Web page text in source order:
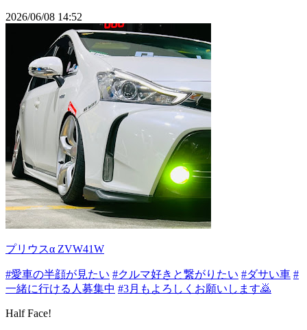
2026/06/08 14:52
プリウスα ZVW41W
#愛車の半顔が見たい #クルマ好きと繋がりたい #ダサい車 #
一緒に行ける人募集中 #3月もよろしくお願いします🙇
Half Face!